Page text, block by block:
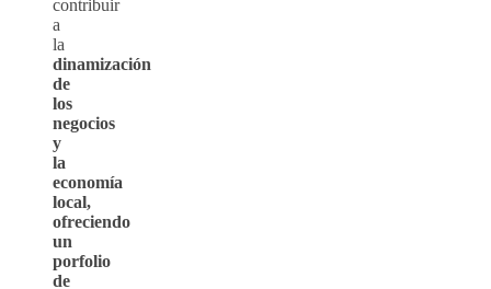
contribuir
a
la
dinamización
de
los
negocios
y
la
economía
local,
ofreciendo
un
porfolio
de